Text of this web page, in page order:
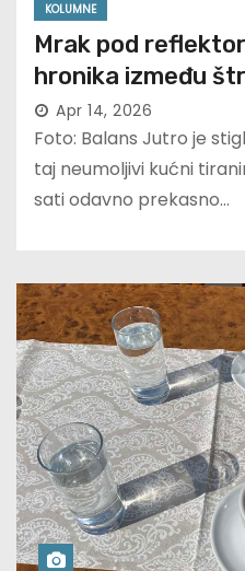
KOLUMNE
Mrak pod
hronika između
Apr 14, 2026
Foto: Balans Jutro je
taj neumoljivi kućni
sati odavno prekasno…